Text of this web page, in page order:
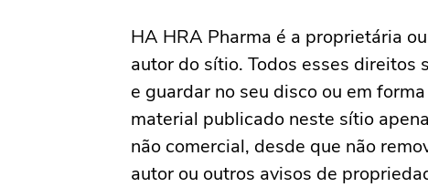
HA HRA Pharma é a proprietária
autor do sítio. Todos esses direitos
e guardar no seu disco ou em
material publicado neste sítio
não comercial, desde que não
autor ou outros avisos de